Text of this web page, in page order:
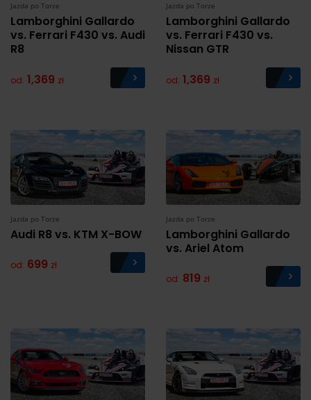
Jazda po Torze
Lamborghini Gallardo
vs. Ferrari F430 vs. Audi
R8
od: 1,369 zł
Jazda po Torze
Lamborghini Gallardo
vs. Ferrari F430 vs.
Nissan GTR
od: 1,369 zł
Jazda po Torze
Audi R8 vs. KTM X-BOW
od: 699 zł
Jazda po Torze
Lamborghini Gallardo
vs. Ariel Atom
od: 819 zł